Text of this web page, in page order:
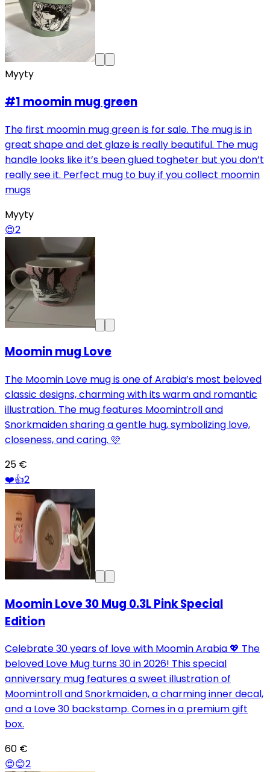
Myyty
#1 moomin mug green
The first moomin mug green is for sale. The mug is in
great shape and det glaze is really beautiful. The mug
handle looks like it’s been glued togheter but you don’t
really see it. Perfect mug to buy if you collect moomin
mugs
Myyty
😍2
Moomin mug Love
The Moomin Love mug is one of Arabia’s most beloved
classic designs, charming with its warm and romantic
illustration. The mug features Moomintroll and
Snorkmaiden sharing a gentle hug, symbolizing love,
closeness, and caring. 🩷
25 €
❤️👍2
Moomin Love 30 Mug 0.3L Pink Special
Edition
Celebrate 30 years of love with Moomin Arabia 💖 The
beloved Love Mug turns 30 in 2026! This special
anniversary mug features a sweet illustration of
Moomintroll and Snorkmaiden, a charming inner decal,
and a Love 30 backstamp. Comes in a premium gift
box.
60 €
😍😊2